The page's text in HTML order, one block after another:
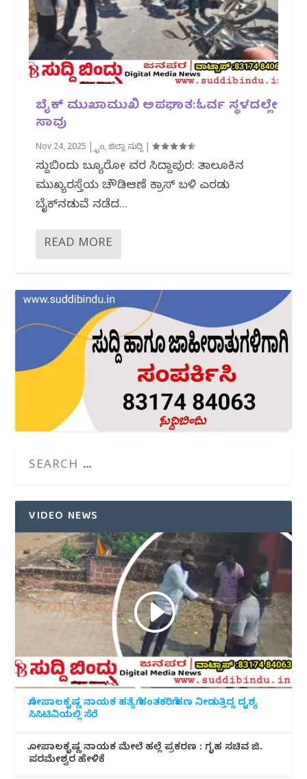
ಬೈಕ್ ಮುಖಾಮುಖಿ ಅಪಘಾತ:ಓರ್ವ ಸ್ಥಳದಲ್ಲೇ
ಸಾವು
Nov 24, 2025 |ಕ್ರೈಂ,ಜಿಲ್ಲಾ ಸುದ್ದಿ |
ಸುದ್ದಿಬಿಂದು ಬ್ಯೂರೋ ವರದಿ ಸಿದ್ದಾಪುರ: ತಾಲೂಕಿನ
ಮುಖ್ಯರಸ್ತೆಯ ಚೌಡಿಆಣೆ ಕ್ರಾಸ್ ಬಳಿ ಎರಡು
ಬೈಕ್‌ನಡುವೆ ನಡೆದ...
READ MORE
VIDEO NEWS
ಗೋಪಾಲಕೃಷ್ಣ ನಾಯಕ ಹತ್ಯೆಗೆ ಹಂತಕರಿಗೆ ಹಣ ನೀಡುತ್ತಿದ್ದ ದೃಶ್ಯ
ಸಿಸಿಟಿವಿಯಲ್ಲಿ ಸೆರೆ
ಗೋಪಾಲಕೃಷ್ಣ ನಾಯಕ ಮೇಲೆ ಹಲ್ಲೆ ಪ್ರಕರಣ : ಗೃಹ ಸಚಿವ ಜಿ.
ಪರಮೇಶ್ವರ ಹೇಳಿಕೆ